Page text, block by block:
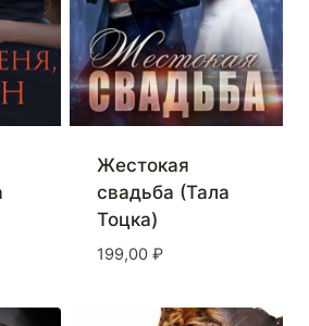
Жестокая
свадьба (Тала
Тоцка)
199,00 ₽